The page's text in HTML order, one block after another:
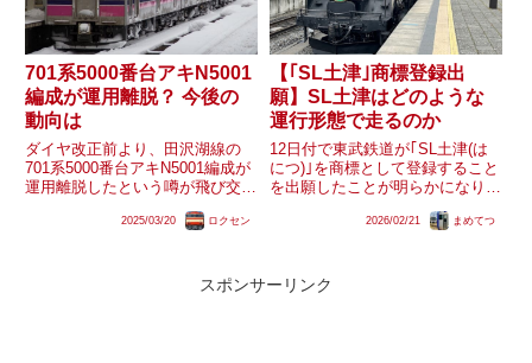
701系5000番台アキN5001
編成が運用離脱？ 今後の
動向は
ダイヤ改正前より、田沢湖線の
701系5000番台アキN5001編成が
運用離脱したという噂が飛び交っ
正で一部減車とワンマン化が行わ
2025/03/20 ロクセン
【｢SL土津｣商標登録出
願】SL土津はどのような
運行形態で走るのか
12日付で東武鉄道が｢SL土津(は
につ)｣を商標として登録すること
を出願したことが明らかになりま
神社（福島県）に関連する列車で
行形態になるのでしょうか。
2026/02/21 まめてつ
スポンサーリンク